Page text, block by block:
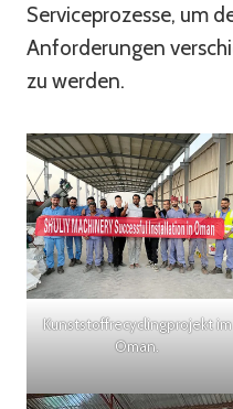
Serviceprozesse, um
Anforderungen
zu werden.
Kunststoffrecyclingprojekt im
Oman.